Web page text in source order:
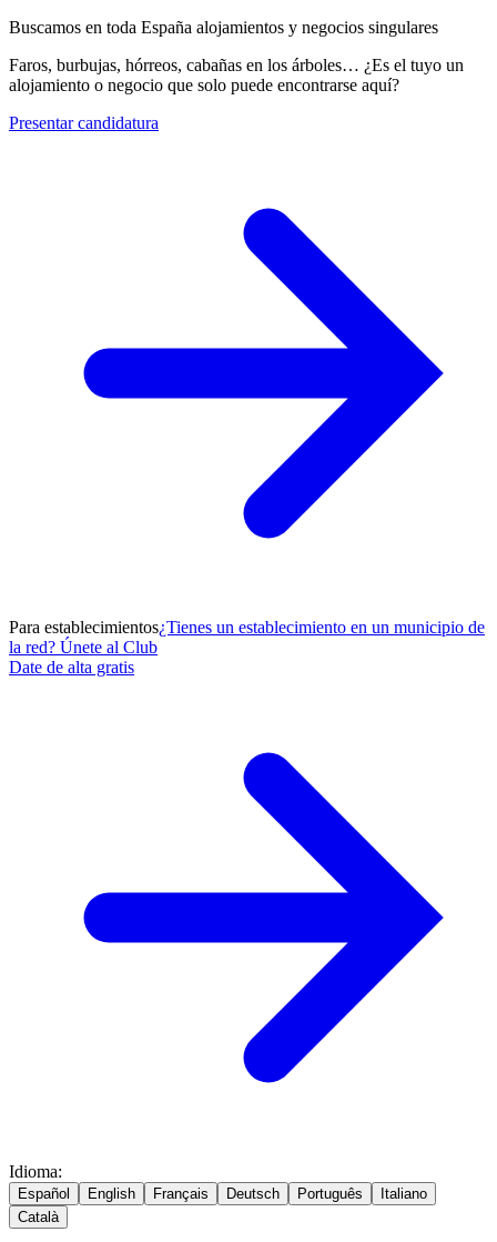
Buscamos en toda España alojamientos y negocios singulares
Faros, burbujas, hórreos, cabañas en los árboles… ¿Es el tuyo un
alojamiento o negocio que solo puede encontrarse aquí?
Presentar candidatura
Para establecimientos¿Tienes un establecimiento en un municipio de
la red? Únete al Club
Date de alta gratis
Idioma:
Español English Français Deutsch Português
Italiano
Català